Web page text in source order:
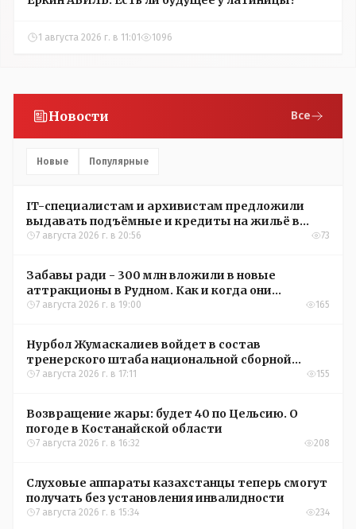
1 августа 2026 г. в 11:01 1096
Новости Все
Новые Популярные
IT-специалистам и архивистам предложили
выдавать подъёмные и кредиты на жильё в
сёлах Казахстана
7 августа 2026 г. в 20:56 73
Забавы ради - 300 млн вложили в новые
аттракционы в Рудном. Как и когда они
окупятся?
7 августа 2026 г. в 19:00 165
Нурбол Жумаскалиев войдет в состав
тренерского штаба национальной сборной
Казахстана по футболу
7 августа 2026 г. в 17:11 155
Возвращение жары: будет 40 по Цельсию. О
погоде в Костанайской области
7 августа 2026 г. в 16:32 208
Слуховые аппараты казахстанцы теперь смогут
получать без установления инвалидности
7 августа 2026 г. в 15:34 234